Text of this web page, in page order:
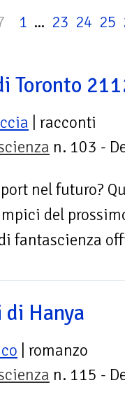
1 ... 23 24 25
Toronto
| racconti
n. 103 -
nel futuro?
del
Hanya
| romanzo
n. 115 -